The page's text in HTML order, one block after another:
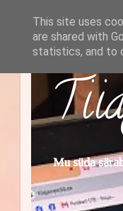
Mu süda
This site uses
are shared with
statistics, and to